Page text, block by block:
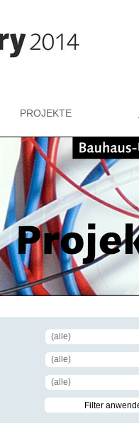
PROJEKTE
(alle)
(alle)
(alle)